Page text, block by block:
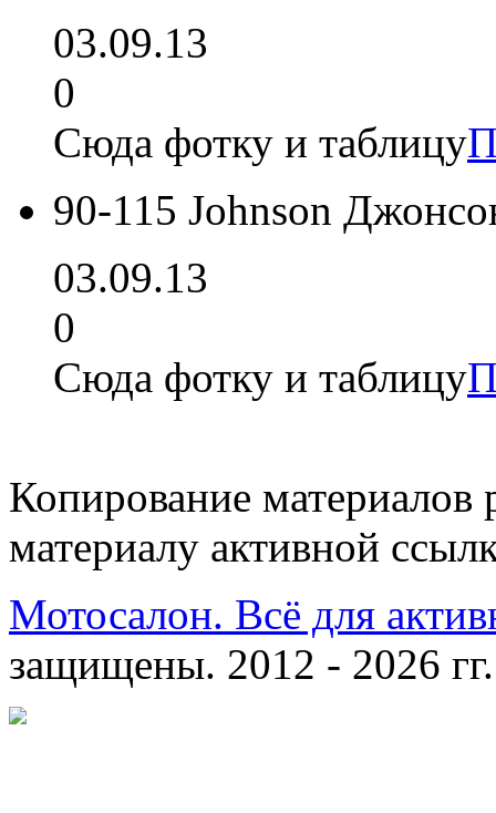
03.09.13
0
Сюда фотку и таблицу
90-115 Johnson
03.09.13
0
Сюда фотку и таблицу
Копирование материалов
материалу активной
Мотосалон. Всё для
защищены. 2012 - 2026 гг.